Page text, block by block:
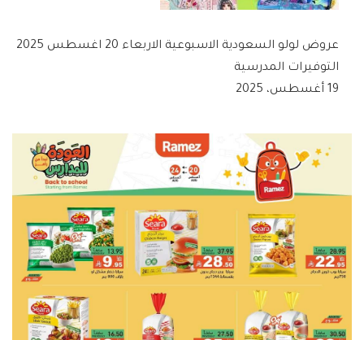
عروض لولو السعودية الاسبوعية الاربعاء 20 اغسطس 2025
التوفيرات المدرسية
19 أغسطس، 2025